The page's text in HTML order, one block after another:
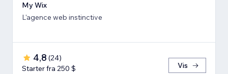
My Wix
L'agence web instinctive
4,8 (24)
Starter fra 250 $
Vis